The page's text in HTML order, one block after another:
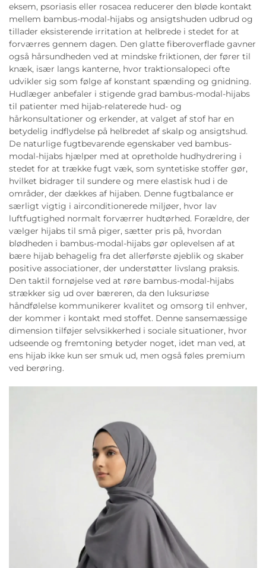
eksem, psoriasis eller rosacea reducerer den bløde kontakt
mellem bambus-modal-hijabs og ansigtshuden udbrud og
tillader eksisterende irritation at helbrede i stedet for at
forværres gennem dagen. Den glatte fiberoverflade gavner
også hårsundheden ved at mindske friktionen, der fører til
knæk, især langs kanterne, hvor traktionsalopeci ofte
udvikler sig som følge af konstant spænding og gnidning.
Hudlæger anbefaler i stigende grad bambus-modal-hijabs
til patienter med hijab-relaterede hud- og
hårkonsultationer og erkender, at valget af stof har en
betydelig indflydelse på helbredet af skalp og ansigtshud.
De naturlige fugtbevarende egenskaber ved bambus-
modal-hijabs hjælper med at opretholde hudhydrering i
stedet for at trække fugt væk, som syntetiske stoffer gør,
hvilket bidrager til sundere og mere elastisk hud i de
områder, der dækkes af hijaben. Denne fugtbalance er
særligt vigtig i airconditionerede miljøer, hvor lav
luftfugtighed normalt forværrer hudtørhed. Forældre, der
vælger hijabs til små piger, sætter pris på, hvordan
blødheden i bambus-modal-hijabs gør oplevelsen af at
bære hijab behagelig fra det allerførste øjeblik og skaber
positive associationer, der understøtter livslang praksis.
Den taktil fornøjelse ved at røre bambus-modal-hijabs
strækker sig ud over bæreren, da den luksuriøse
håndfølelse kommunikerer kvalitet og omsorg til enhver,
der kommer i kontakt med stoffet. Denne sansemæssige
dimension tilføjer selvsikkerhed i sociale situationer, hvor
udseende og fremtoning betyder noget, idet man ved, at
ens hijab ikke kun ser smuk ud, men også føles premium
ved berøring.